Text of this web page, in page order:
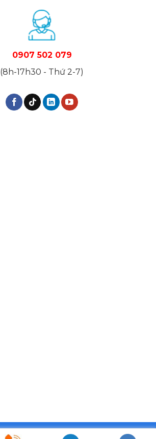
0907 502 079
(8h-17h30 - Thứ 2-7)